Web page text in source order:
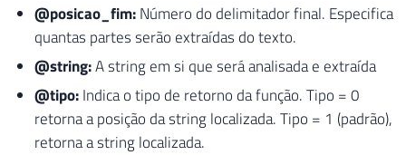
@posicao_fim:Número do delimitador final. Especifica
quantas partes serão extraídas do texto.
@string:A string em si que será analisada e extraída
@tipo:Indica o tipo de retorno da função. Tipo = 0
retorna a posição da string localizada. Tipo = 1 (padrão),
retorna a string localizada.